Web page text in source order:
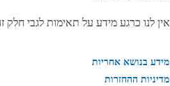
לנו כרגע מידע על תאימות לגבי חלק זה.
בנושא אחריות
ההחזרות